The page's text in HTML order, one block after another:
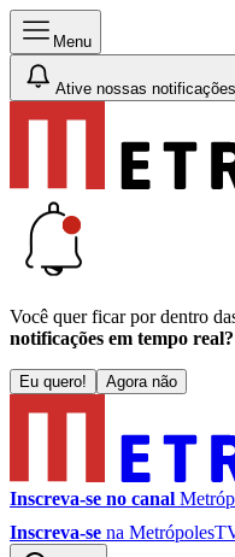
Menu
Ative nossas notificações
Você quer ficar por dentro
notificações em tempo real?
Eu quero! Agora não
Inscreva-se no canal
Inscreva-se na